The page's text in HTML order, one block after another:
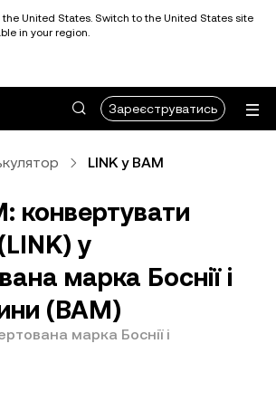
the United States. Switch to the United States site
in your region.
Зареєструватись
LINK у BAM
конвертувати
у
марка Боснії і
(BAM)
марка Боснії і